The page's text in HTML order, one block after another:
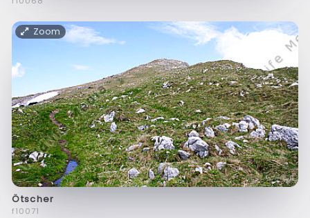
Zoom
Ötscher
f10071